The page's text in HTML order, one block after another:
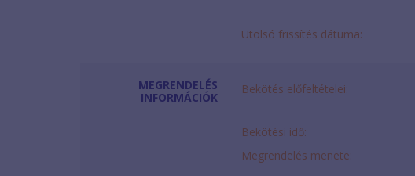
Utolsó frissítés dátuma:
MEGRENDELÉS
INFORMÁCIÓK
Bekötés előfeltételei:
Bekötési idő:
Megrendelés menete: